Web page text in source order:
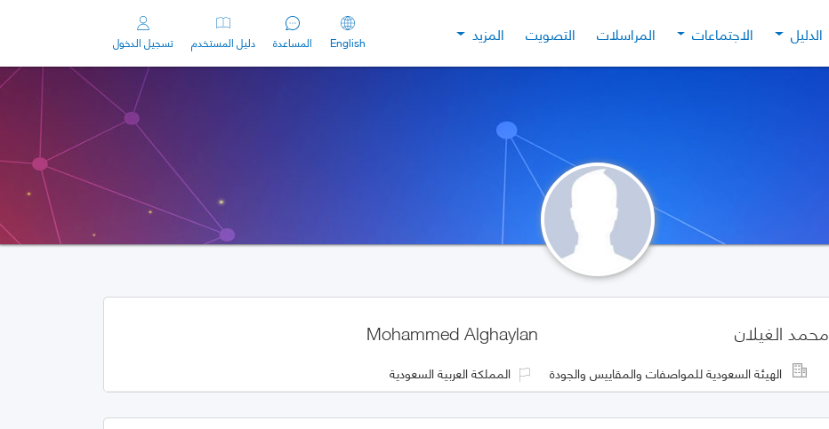
الدليل الاجتماعات المراسلات التصويت المزيد English المساعدة دليل المستخدم تسجيل الدخول
Mohammed Alghaylan محمد الغيلان
الهيئة السعودية للمواصفات والمقاييس والجودة المملكة العربية السعودية